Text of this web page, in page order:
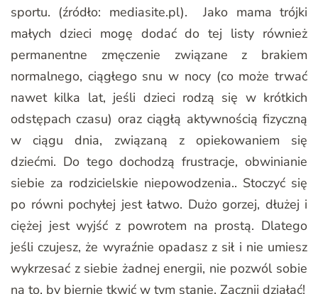
sportu. (źródło: mediasite.pl). Jako mama trójki
małych dzieci mogę dodać do tej listy również
permanentne zmęczenie związane z brakiem
normalnego, ciągłego snu w nocy (co może trwać
nawet kilka lat, jeśli dzieci rodzą się w krótkich
odstępach czasu) oraz ciągłą aktywnością fizyczną
w ciągu dnia, związaną z opiekowaniem się
dziećmi. Do tego dochodzą frustracje, obwinianie
siebie za rodzicielskie niepowodzenia.. Stoczyć się
po równi pochyłej jest łatwo. Dużo gorzej, dłużej i
ciężej jest wyjść z powrotem na prostą. Dlatego
jeśli czujesz, że wyraźnie opadasz z sił i nie umiesz
wykrzesać z siebie żadnej energii, nie pozwól sobie
na to, by biernie tkwić w tym stanie. Zacznij działać!